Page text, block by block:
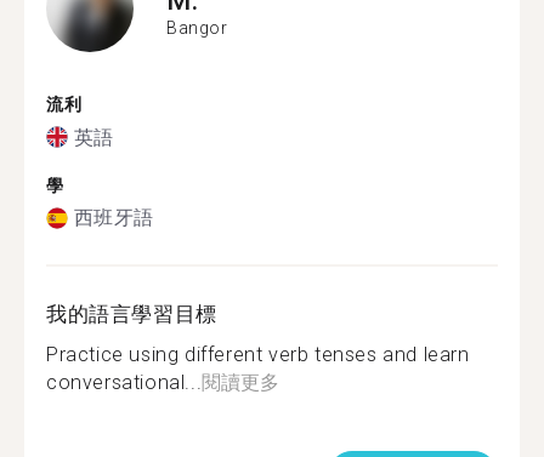
Bangor
流利
英語
學
西班牙語
我的語言學習目標
Practice using different verb tenses and learn
conversational...閱讀更多